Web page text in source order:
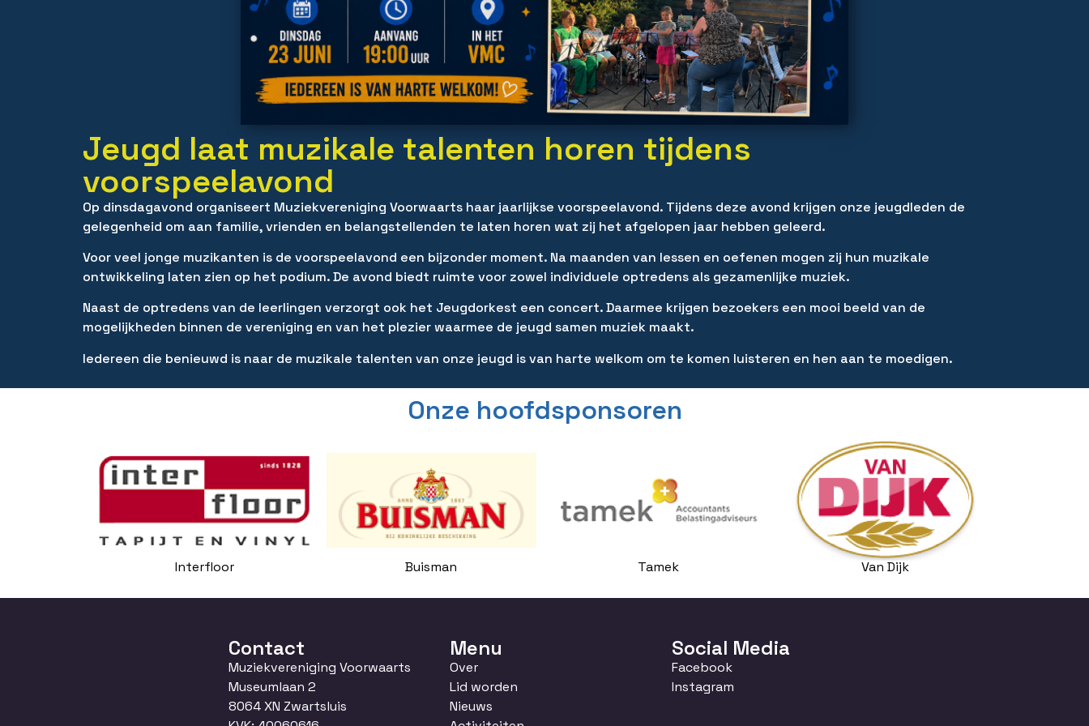
Jeugd laat muzikale talenten horen tijdens
voorspeelavond
Op dinsdagavond organiseert Muziekvereniging Voorwaarts haar jaarlijkse voorspeelavond. Tijdens deze avond krijgen onze jeugdleden de
gelegenheid om aan familie, vrienden en belangstellenden te laten horen wat zij het afgelopen jaar hebben geleerd.
Voor veel jonge muzikanten is de voorspeelavond een bijzonder moment. Na maanden van lessen en oefenen mogen zij hun muzikale
ontwikkeling laten zien op het podium. De avond biedt ruimte voor zowel individuele optredens als gezamenlijke muziek.
Naast de optredens van de leerlingen verzorgt ook het Jeugdorkest een concert. Daarmee krijgen bezoekers een mooi beeld van de
mogelijkheden binnen de vereniging en van het plezier waarmee de jeugd samen muziek maakt.
Iedereen die benieuwd is naar de muzikale talenten van onze jeugd is van harte welkom om te komen luisteren en hen aan te moedigen.
Onze hoofdsponsoren
Interfloor Buisman Tamek Van Dijk
Contact
Muziekvereniging Voorwaarts
Museumlaan 2
8064 XN Zwartsluis
Menu
Over
Lid worden
Nieuws
Social Media
Facebook
Instagram